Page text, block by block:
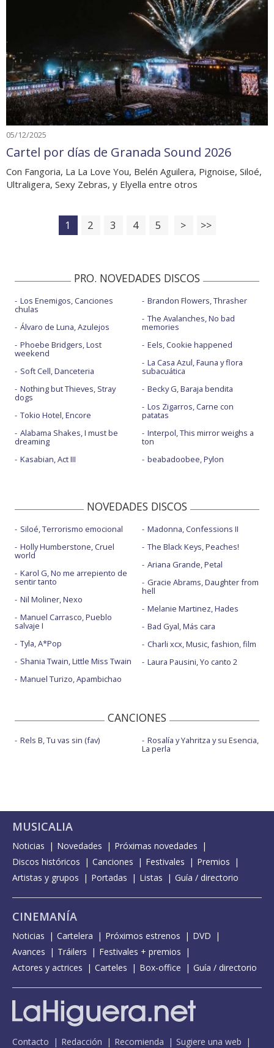
05/12/2025
Cartel por días de Granada Sound 2026
Con Fangoria, La La Love You, Belén Aguilera, Pignoise, Siloé,
Ultraligera, Sexy Zebras, y Elyella entre otros
1 2 3 4 5 > >>
PRO. NOVEDADES DISCOS
Los Enemigos, Canciones
chulas
Álvaro de Luna, Azulejos
Phoebe Bridgers, Lost
weekend
Soft Cell, Danceteria
Nothing but Thieves, Stray
dogs
Tokio Hotel, Encore
Alabama Shakes, I must be
dreaming
Kasabian, Act III
Brandon Flowers, Thrasher
The Avalanches, No bad
memories
Eels, Cookie happened
La Casa Azul, Fauna y flora
subacuática
Becky G, Baraja bendita
Los Zigarros, Carne con
patatas
Interpol, This mirror weighs a
ton
beabadoobee, Pylon
NOVEDADES DISCOS
Siloé, Terrorismo emocional
Holly Humberstone, Cruel
world
Karol G, No me arrepiento de
sentir tanto
Nil Moliner, Nexo
Manuel Carrasco, Pueblo
salvaje I
Tyla, A*Pop
Shania Twain, Little Miss Twain
Manuel Turizo, Apambichao
Madonna, Confessions II
The Black Keys, Peaches!
Ariana Grande, Petal
Gracie Abrams, Daughter from
hell
Melanie Martinez, Hades
Bad Gyal, Más cara
Charli xcx, Music, fashion, film
Laura Pausini, Yo canto 2
CANCIONES
Rels B, Tu vas sin (fav) Rosalía y Yahritza y su Esencia,
La perla
MUSICALIA
Noticias Novedades
Próximas novedades
Discos históricos
Canciones Festivales
Premios
Artistas y grupos
Portadas Listas Guía / directorio
CINEMANÍA
Noticias Cartelera Próximos estrenos
DVD
Avances
Tráilers
Festivales + premios
Actores y actrices
Carteles Box-office Guía / directorio
Contacto Redacción Recomienda Sugiere una web